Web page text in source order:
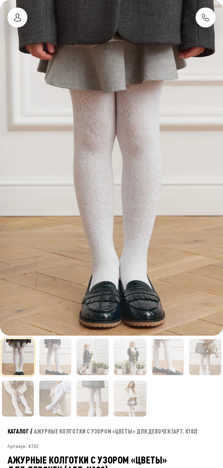
КАТАЛОГ / АЖУРНЫЕ КОЛГОТКИ С УЗОРОМ «ЦВЕТЫ» ДЛЯ ДЕВОЧЕК (АРТ. К102)
Артикул: К102
АЖУРНЫЕ КОЛГОТКИ С УЗОРОМ «ЦВЕТЫ»